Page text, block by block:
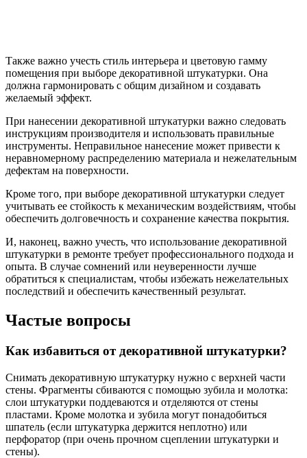
Также важно учесть стиль интерьера и цветовую гамму
помещения при выборе декоративной штукатурки. Она
должна гармонировать с общим дизайном и создавать
желаемый эффект.
При нанесении декоративной штукатурки важно следовать
инструкциям производителя и использовать правильные
инструменты. Неправильное нанесение может привести к
неравномерному распределению материала и нежелательным
дефектам на поверхности.
Кроме того, при выборе декоративной штукатурки следует
учитывать ее стойкость к механическим воздействиям, чтобы
обеспечить долговечность и сохранение качества покрытия.
И, наконец, важно учесть, что использование декоративной
штукатурки в ремонте требует профессионального подхода и
опыта. В случае сомнений или неуверенности лучше
обратиться к специалистам, чтобы избежать нежелательных
последствий и обеспечить качественный результат.
Частые вопросы
Как избавиться от декоративной штукатурки?
Снимать декоративную штукатурку нужно с верхней части
стены. Фрагменты сбиваются с помощью зубила и молотка:
слои штукатурки поддеваются и отделяются от стены
пластами. Кроме молотка и зубила могут понадобиться
шпатель (если штукатурка держится неплотно) или
перфоратор (при очень прочном сцеплении штукатурки и
стены).